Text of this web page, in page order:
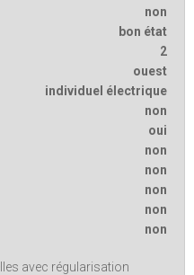
non
bon état
2
ouest
individuel électrique
non
oui
non
non
non
non
non
avec régularisation